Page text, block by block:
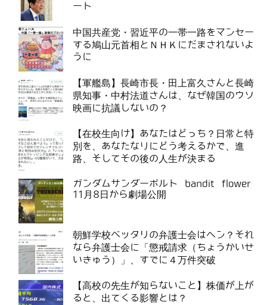
ート
中国共産党・習近平の一帯一路をマンセー
する鳩山元首相とＮＨＫにだまされないよ
うに
【軍艦島】長崎市長・田上富久さんと長崎
県知事・中村法道さんは、なぜ韓国のウソ
映画に抗議しないの？
【在校生向け】あなたはどっち？日常と特
別を、あなたなりにどう考えるかで、進
路、そしてその後の人生が決まる
ガンダムサンダーボルト bandit flower
11月8日から劇場公開
朝鮮学校ベッタリの弁護士会はヘン？それ
なら弁護士会に「懲戒請求（ちょうかいせ
いきゅう）」、すでに４万件突破
【高校の先生が知らないこと】株価が上が
ると、出てくる影響とは？